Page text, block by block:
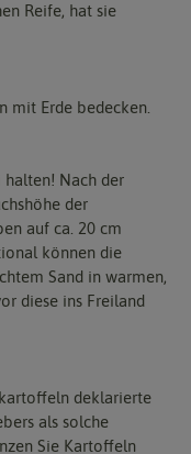
Reife, hat sie
mit Erde bedecken.
halten! Nach der
der
auf ca. 20 cm
können die
Sand in warmen,
diese ins Freiland
deklarierte
als solche
Sie Kartoffeln